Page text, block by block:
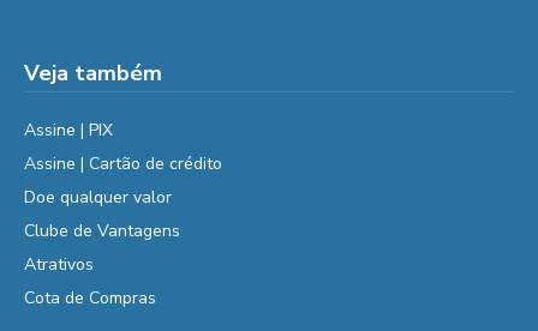
Veja também
Assine | PIX
Assine | Cartão de crédito
Doe qualquer valor
Clube de Vantagens
Atrativos
Cota de Compras